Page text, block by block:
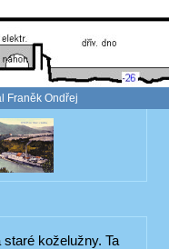
Franěk Ondřej
koželužny. Ta